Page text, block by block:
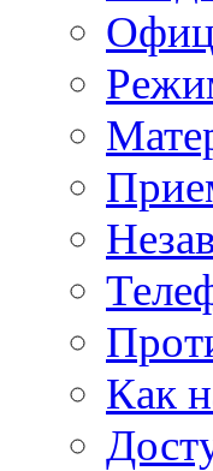
Как